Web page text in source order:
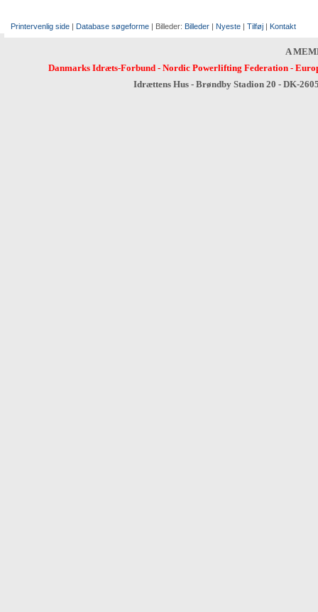
Printervenlig side | Database søgeforme | Billeder: Billeder | Nyeste | Tilføj | Kontakt
A
Danmarks Idræts-Forbund- Nordic Powerlifting Federation-
Idrættens Hus - Brøndby Stadion 20 - DK-